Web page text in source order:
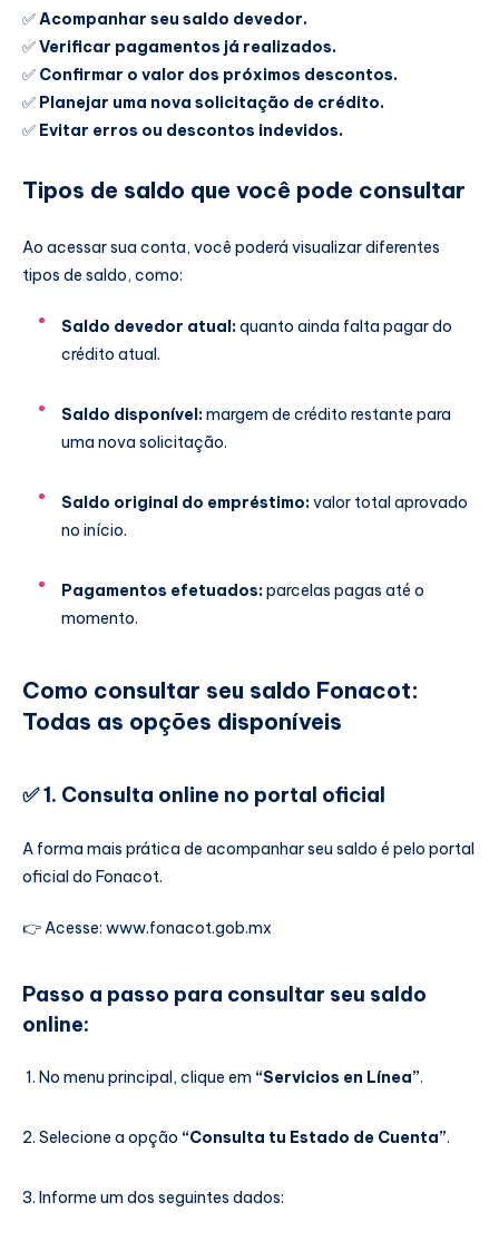
✅Acompanhar seu saldo devedor.
✅Verificar pagamentos já realizados.
✅ Confirmar o valor dos próximos descontos.
✅ Planejar uma nova solicitação de crédito.
✅ Evitar erros ou descontos indevidos.
Tipos de saldo que você pode consultar
Ao acessar sua conta, você poderá visualizar diferentes
tipos de saldo, como:
Saldo devedor atual:quanto ainda falta pagar do
crédito atual.
Saldo disponível:margem de crédito restante para
uma nova solicitação.
Saldo original do empréstimo:valor total aprovado
no início.
Pagamentos efetuados:parcelas pagas até o
momento.
Como consultar seu saldo Fonacot:
Todas as opções disponíveis
✅1. Consulta online no portal oficial
A forma mais prática de acompanhar seu saldo é pelo portal
oficial do Fonacot.
👉 Acesse: www.fonacot.gob.mx
Passo a passo para consultar seu saldo
online:
No menu principal, clique em “Servicios en Línea”.
Selecione a opção “Consulta tu Estado de Cuenta”.
Informe um dos seguintes dados: